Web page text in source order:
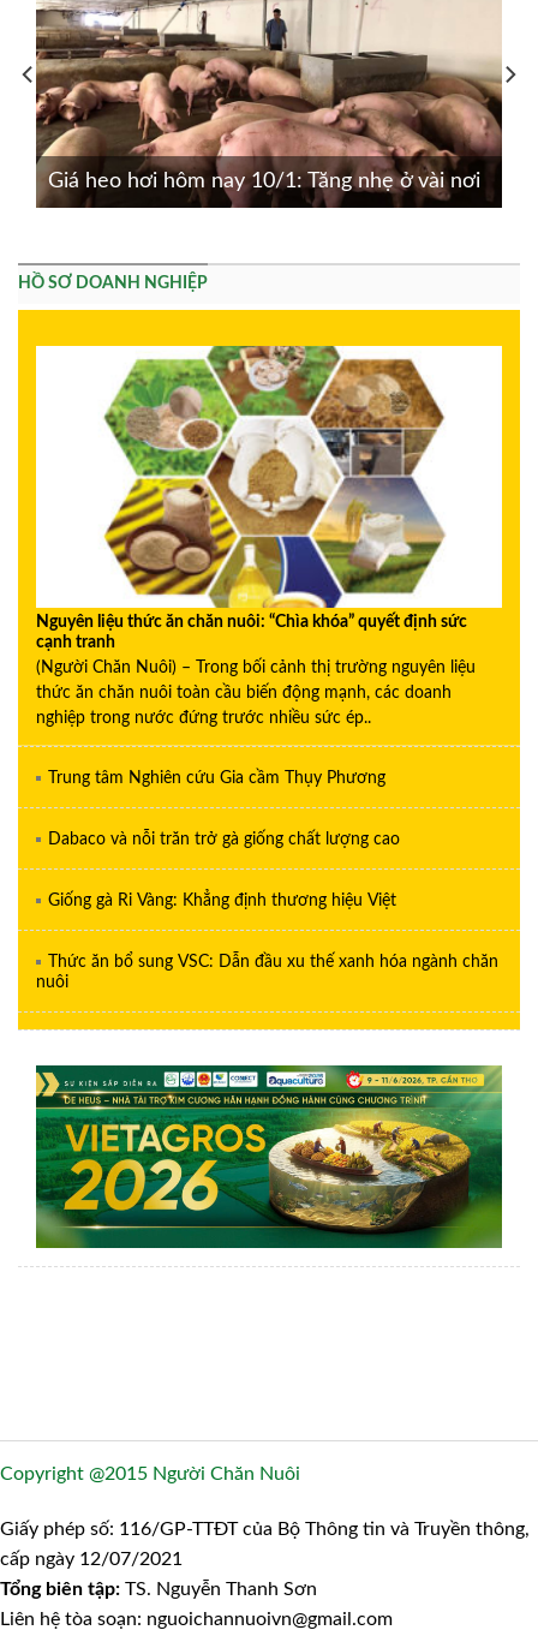
Giá heo hơi hôm nay 10/1: Tăng nhẹ ở vài nơi
HỒ SƠ DOANH NGHIỆP
Nguyên liệu thức ăn chăn nuôi: “Chìa khóa” quyết định sức
cạnh tranh
(Người Chăn Nuôi) – Trong bối cảnh thị trường nguyên liệu
thức ăn chăn nuôi toàn cầu biến động mạnh, các doanh
nghiệp trong nước đứng trước nhiều sức ép..
Trung tâm Nghiên cứu Gia cầm Thụy Phương
Dabaco và nỗi trăn trở gà giống chất lượng cao
Giống gà Ri Vàng: Khẳng định thương hiệu Việt
Thức ăn bổ sung VSC: Dẫn đầu xu thế xanh hóa ngành chăn
nuôi
Copyright @2015 Người Chăn Nuôi
Giấy phép số: 116/GP-TTĐT của Bộ Thông tin và Truyền thông,
cấp ngày 12/07/2021
Tổng biên tập: TS. Nguyễn Thanh Sơn
Liên hệ tòa soạn: nguoichannuoivn@gmail.com